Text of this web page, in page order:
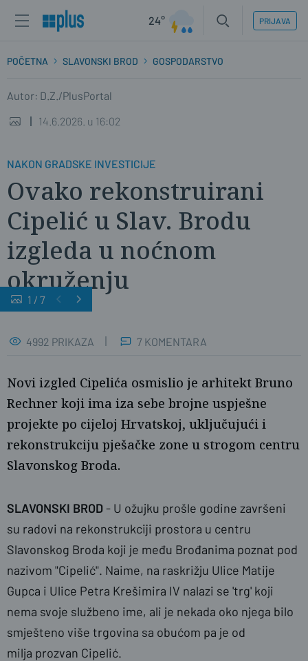
24° PRIJAVA
POČETNA SLAVONSKI BROD GOSPODARSTVO
Autor: D.Z./PlusPortal
14.6.2026. u 16:02
NAKON GRADSKE INVESTICIJE
Ovako rekonstruirani
Cipelić u Slav. Brodu
izgleda u noćnom
okruženju
Foto: Stojčić Multimedia Studio
1 / 7
4992 PRIKAZA 7 KOMENTARA
Novi izgled Cipelića osmislio je arhitekt Bruno
Rechner koji ima iza sebe brojne uspješne
projekte po cijeloj Hrvatskoj, uključujući i
rekonstrukciju pješačke zone u strogom centru
Slavonskog Broda.
SLAVONSKI BROD- U ožujku prošle godine završeni
su radovi na rekonstrukciji prostora u centru
Slavonskog Broda koji je među Brođanima poznat pod
nazivom "Cipelić". Naime, na raskrižju Ulice Matije
Gupca i Ulice Petra Krešimira IV nalazi se 'trg' koji
nema svoje službeno ime, ali je nekada oko njega bilo
smješteno više trgovina sa obućom pa je od
milja prozvan Cipelić.